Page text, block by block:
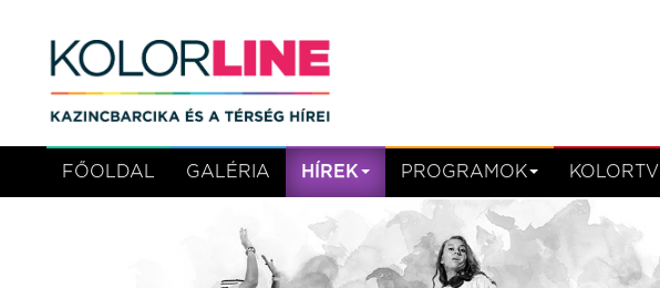
FŐOLDAL GALÉRIA HÍREK PROGRAMOK KOLORTV